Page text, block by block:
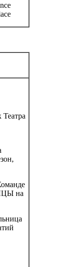
на